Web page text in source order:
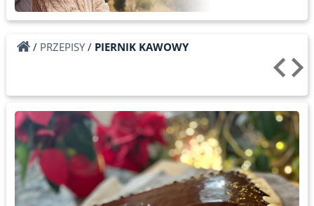
/ PRZEPISY/ PIERNIK KAWOWY